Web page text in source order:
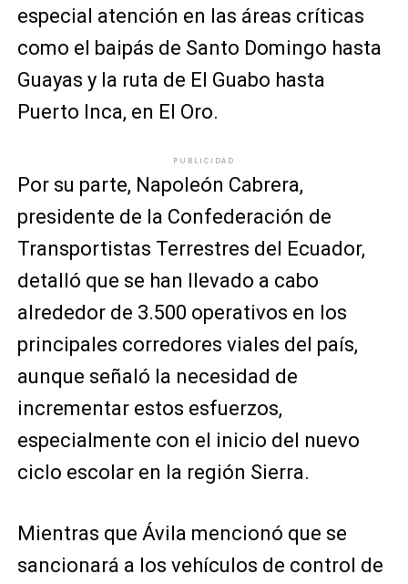
especial atención en las áreas críticas
como el baipás de Santo Domingo hasta
Guayas y la ruta de El Guabo hasta
Puerto Inca, en El Oro.
PUBLICIDAD
Por su parte, Napoleón Cabrera,
presidente de la Confederación de
Transportistas Terrestres del Ecuador,
detalló que se han llevado a cabo
alrededor de 3.500 operativos en los
principales corredores viales del país,
aunque señaló la necesidad de
incrementar estos esfuerzos,
especialmente con el inicio del nuevo
ciclo escolar en la región Sierra.
Mientras que Ávila mencionó que se
sancionará a los vehículos de control de